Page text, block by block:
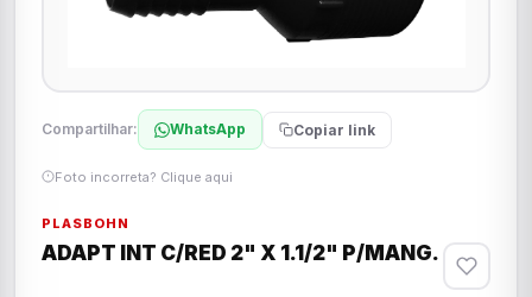
Compartilhar: WhatsApp Copiar link
Foto incorreta? Clique aqui
PLASBOHN
ADAPT INT C/RED 2" X 1.1/2" P/MANG.